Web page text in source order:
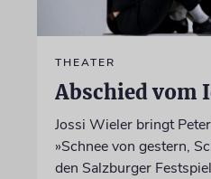
THEATER
Abschied vom
Jossi Wieler bringt
»Schnee von gestern,
den Salzburger